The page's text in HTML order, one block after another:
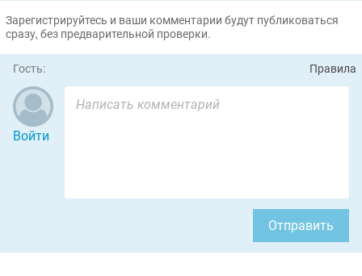
Зарегистрируйтесь и ваши комментарии будут публиковаться
сразу, без предварительной проверки.
Гость: Правила
Войти
Отправить